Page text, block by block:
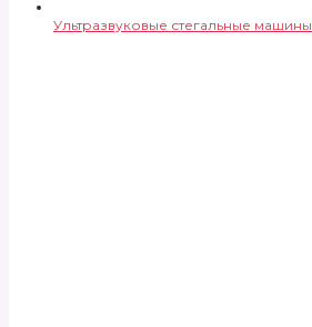
Ультразвуковые стегальные машины